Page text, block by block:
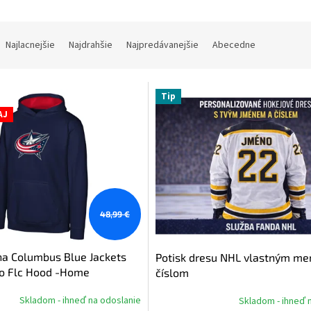
Najlacnejšie Najdrahšie Najpredávanejšie Abecedne
48,99 €
Columbus Blue Jackets
Flc Hood -Home
Skladom - ihneď na odoslanie
Tip
Potisk dresu NHL vlastným
číslom
Skladom - ihneď